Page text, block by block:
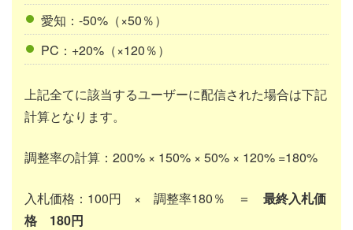
愛知：-50%（×50％）
PC：+20%（×120％）
上記全てに該当するユーザーに配信された場合は下記
計算となります。
調整率の計算：200% × 150% × 50% × 120% =180%
入札価格：100円 × 調整率180％ ＝ 最終入札価
格 180円